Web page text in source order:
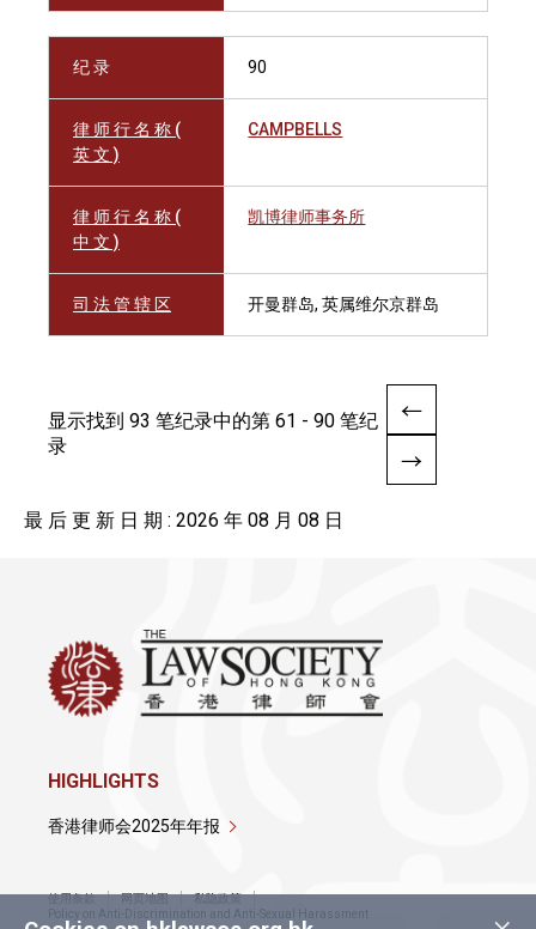
纪 录 90
律 师 行 名 称 (
英 文 )
CAMPBELLS
律 师 行 名 称 (
中 文 )
凯博律师事务所
司 法 管 辖 区 开曼群岛, 英属维尔京群岛
显示找到 93 笔纪录中的第 61 - 90 笔纪
录
最 后 更 新 日 期 : 2026 年 08 月 08 日
HIGHLIGHTS
香港律师会2025年年报
使用条款 网页地图
私隐政策
Policy on Anti-Discrimination and Anti-Sexual Harassment